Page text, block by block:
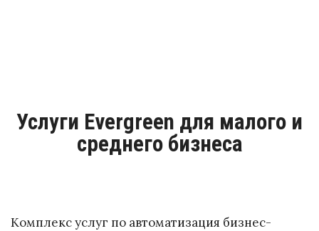
Услуги Evergreen для малого и
среднего бизнеса
Комплекс услуг по автоматизация бизнес-